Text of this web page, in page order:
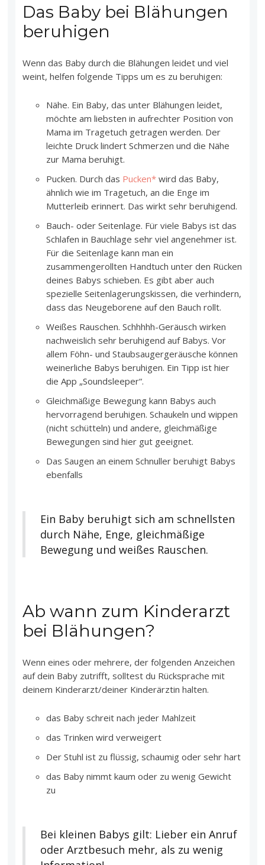
Das Baby bei Blähungen
beruhigen
Wenn das Baby durch die Blähungen leidet und viel
weint, helfen folgende Tipps um es zu beruhigen:
Nähe. Ein Baby, das unter Blähungen leidet,
möchte am liebsten in aufrechter Position von
Mama im Tragetuch getragen werden. Der
leichte Druck lindert Schmerzen und die Nähe
zur Mama beruhigt.
Pucken. Durch das Pucken* wird das Baby,
ähnlich wie im Tragetuch, an die Enge im
Mutterleib erinnert. Das wirkt sehr beruhigend.
Bauch- oder Seitenlage. Für viele Babys ist das
Schlafen in Bauchlage sehr viel angenehmer ist.
Für die Seitenlage kann man ein
zusammengerollten Handtuch unter den Rücken
deines Babys schieben. Es gibt aber auch
spezielle Seitenlagerungskissen, die verhindern,
dass das Neugeborene auf den Bauch rollt.
Weißes Rauschen. Schhhhh-Geräusch wirken
nachweislich sehr beruhigend auf Babys. Vor
allem Föhn- und Staubsaugergeräusche können
weinerliche Babys beruhigen. Ein Tipp ist hier
die App „Soundsleeper“.
Gleichmäßige Bewegung kann Babys auch
hervorragend beruhigen. Schaukeln und wippen
(nicht schütteln) und andere, gleichmäßige
Bewegungen sind hier gut geeignet.
Das Saugen an einem Schnuller beruhigt Babys
ebenfalls
Ein Baby beruhigt sich am schnellsten
durch Nähe, Enge, gleichmäßige
Bewegung und weißes Rauschen.
Ab wann zum Kinderarzt
bei Blähungen?
Wenn eines oder mehrere, der folgenden Anzeichen
auf dein Baby zutrifft, solltest du Rücksprache mit
deinem Kinderarzt/deiner Kinderärztin halten.
das Baby schreit nach jeder Mahlzeit
das Trinken wird verweigert
Der Stuhl ist zu flüssig, schaumig oder sehr hart
das Baby nimmt kaum oder zu wenig Gewicht
zu
Bei kleinen Babys gilt: Lieber ein Anruf
oder Arztbesuch mehr, als zu wenig